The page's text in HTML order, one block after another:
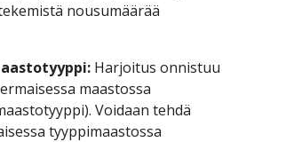
nousumäärää
Harjoitus onnistuu
maastossa
Voidaan tehdä
tyyppimaastossa